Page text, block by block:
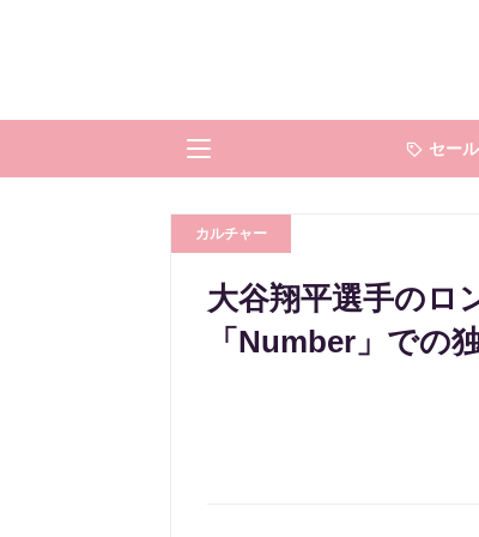
セール
カルチャー
大谷翔平選手のロ
「Number」での